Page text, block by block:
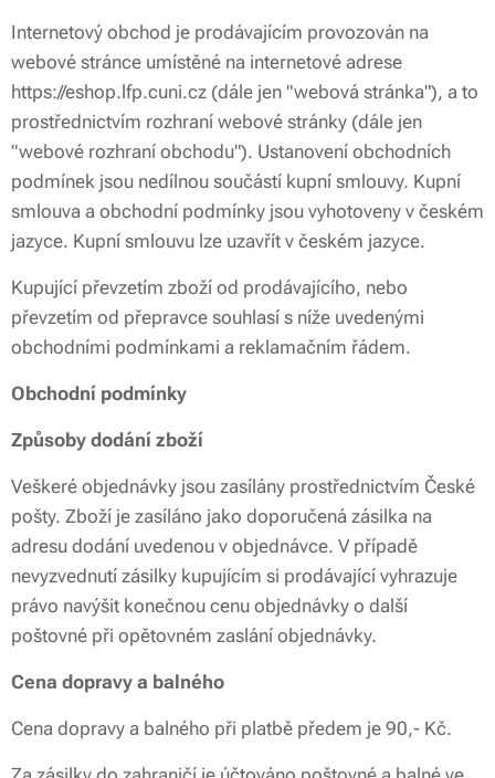
Internetový obchod je prodávajícím provozován na
webové stránce umístěné na internetové adrese
https://eshop.lfp.cuni.cz (dále jen "webová stránka"), a to
prostřednictvím rozhraní webové stránky (dále jen
"webové rozhraní obchodu"). Ustanovení obchodních
podmínek jsou nedílnou součástí kupní smlouvy. Kupní
smlouva a obchodní podmínky jsou vyhotoveny v českém
jazyce. Kupní smlouvu lze uzavřít v českém jazyce.
Kupující převzetím zboží od prodávajícího, nebo
převzetím od přepravce souhlasí s níže uvedenými
obchodními podmínkami a reklamačním řádem.
Obchodní podmínky
Způsoby dodání zboží
Veškeré objednávky jsou zasílány prostřednictvím České
pošty. Zboží je zasíláno jako doporučená zásilka na
adresu dodání uvedenou v objednávce. V případě
nevyzvednutí zásilky kupujícím si prodávající vyhrazuje
právo navýšit konečnou cenu objednávky o další
poštovné při opětovném zaslání objednávky.
Cena dopravy a balného
Cena dopravy a balného při platbě předem je 90,- Kč.